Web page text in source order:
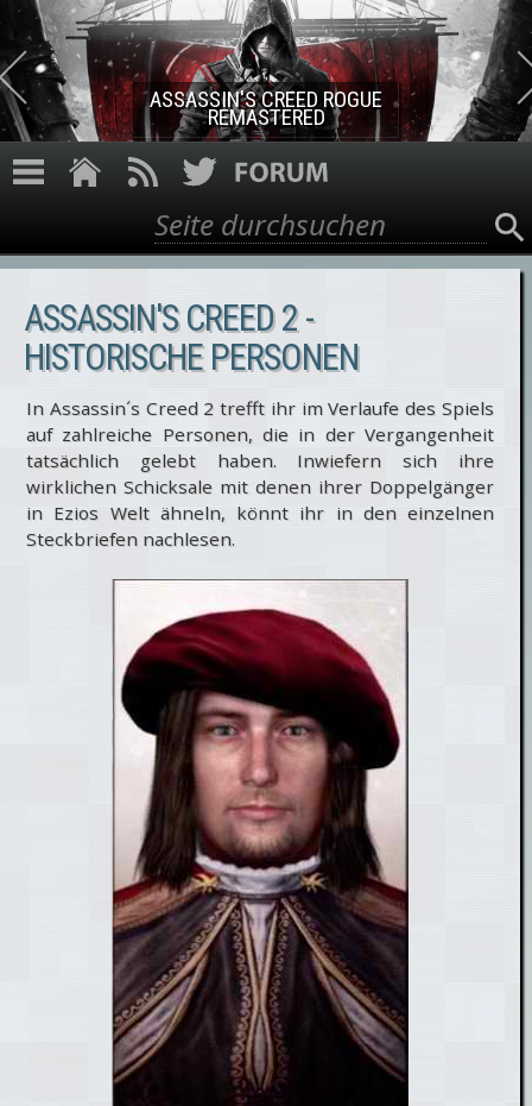
Direkt zum Inhalt
ASSASSIN'S CREED ROGUE
REMASTERED
Suchformular
Suche
ASSASSIN'S CREED 2 -
HISTORISCHE PERSONEN
In Assassin´s Creed 2 trefft ihr im Verlaufe des Spiels
auf zahlreiche Personen, die in der Vergangenheit
tatsächlich gelebt haben. Inwiefern sich ihre
wirklichen Schicksale mit denen ihrer Doppelgänger
in Ezios Welt ähneln, könnt ihr in den einzelnen
Steckbriefen nachlesen.